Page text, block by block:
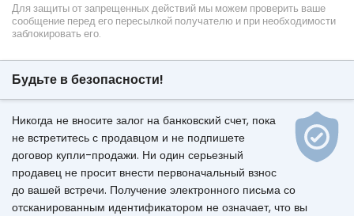
Для защиты от запрещенных действий мы можем проверить ваше
сообщение перед его пересылкой получателю и при необходимости
заблокировать его.
Будьте в безопасности!
Никогда не вносите залог на банковский счет, пока
не встретитесь с продавцом и не подпишете
договор купли-продажи. Ни один серьезный
продавец не просит внести первоначальный взнос
до вашей встречи. Получение электронного письма со
отсканированным идентификатором не означает, что вы